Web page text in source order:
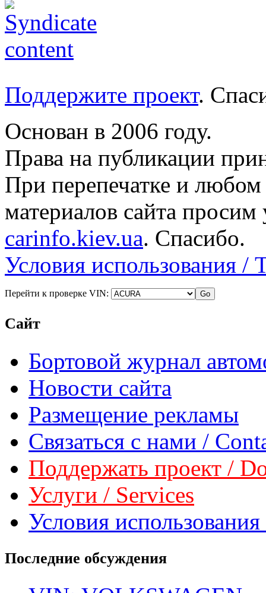
Поддержите проект.
Основан в 2006 году.
Права на публикации
При перепечатке и
материалов сайта просим
carinfo.kiev.ua. Спасибо.
Условия использования /
Перейти к проверке VIN:
Сайт
Бортовой журнал
Новости сайта
Размещение рекламы
Связаться с нами /
Поддержать проект /
Услуги / Services
Условия
Последние обсуждения